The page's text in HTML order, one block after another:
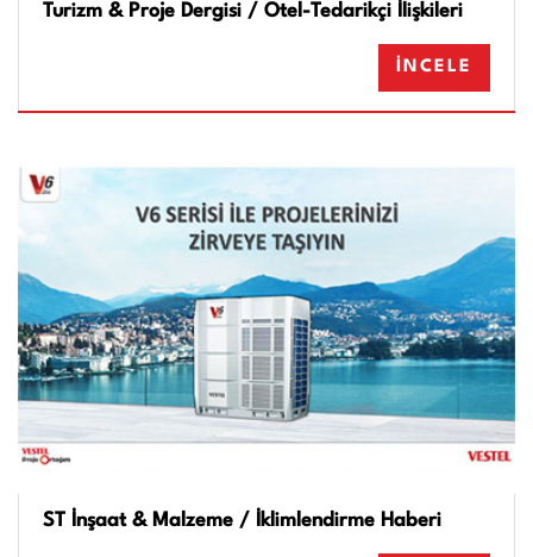
Turizm & Proje Dergisi / Otel-Tedarikçi İlişkileri
İNCELE
ST İnşaat & Malzeme / İklimlendirme Haberi